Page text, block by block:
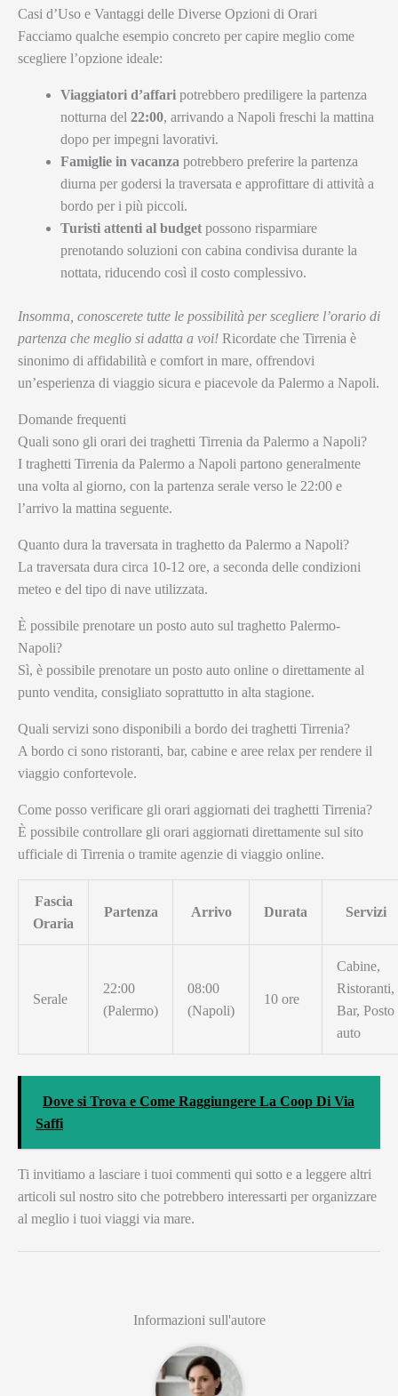
Casi d’Uso e Vantaggi delle Diverse Opzioni di Orari
Facciamo qualche esempio concreto per capire meglio come
scegliere l’opzione ideale:
Viaggiatori d’affari potrebbero prediligere la partenza
notturna del 22:00, arrivando a Napoli freschi la mattina
dopo per impegni lavorativi.
Famiglie in vacanza potrebbero preferire la partenza
diurna per godersi la traversata e approfittare di attività a
bordo per i più piccoli.
Turisti attenti al budget possono risparmiare
prenotando soluzioni con cabina condivisa durante la
nottata, riducendo così il costo complessivo.
Insomma, conoscerete tutte le possibilità per scegliere l’orario di
partenza che meglio si adatta a voi! Ricordate che Tirrenia è
sinonimo di affidabilità e comfort in mare, offrendovi
un’esperienza di viaggio sicura e piacevole da Palermo a Napoli.
Domande frequenti
Quali sono gli orari dei traghetti Tirrenia da Palermo a Napoli?
I traghetti Tirrenia da Palermo a Napoli partono generalmente
una volta al giorno, con la partenza serale verso le 22:00 e
l’arrivo la mattina seguente.
Quanto dura la traversata in traghetto da Palermo a Napoli?
La traversata dura circa 10-12 ore, a seconda delle condizioni
meteo e del tipo di nave utilizzata.
È possibile prenotare un posto auto sul traghetto Palermo-
Napoli?
Sì, è possibile prenotare un posto auto online o direttamente al
punto vendita, consigliato soprattutto in alta stagione.
Quali servizi sono disponibili a bordo dei traghetti Tirrenia?
A bordo ci sono ristoranti, bar, cabine e aree relax per rendere il
viaggio confortevole.
Come posso verificare gli orari aggiornati dei traghetti Tirrenia?
È possibile controllare gli orari aggiornati direttamente sul sito
ufficiale di Tirrenia o tramite agenzie di viaggio online.
Fascia
Oraria
Partenza Arrivo Durata Servizi
Serale
22:00
(Palermo)
08:00
(Napoli)
10 ore
Cabine,
Ristoranti,
Bar, Posto
auto
Dove si Trova e Come Raggiungere La Coop Di Via
Saffi
Ti invitiamo a lasciare i tuoi commenti qui sotto e a leggere altri
articoli sul nostro sito che potrebbero interessarti per organizzare
al meglio i tuoi viaggi via mare.
Informazioni sull'autore